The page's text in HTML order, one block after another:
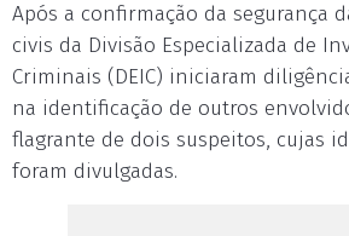
Após a confirmação da segurança
civis da Divisão Especializada de
Criminais (DEIC) iniciaram
na identificação de outros
flagrante de dois suspeitos, cujas
foram divulgadas.